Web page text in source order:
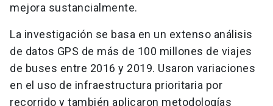
mejora sustancialmente.
La investigación se basa en un extenso análisis
de datos GPS de más de 100 millones de viajes
de buses entre 2016 y 2019. Usaron variaciones
en el uso de infraestructura prioritaria por
recorrido y también aplicaron metodologías